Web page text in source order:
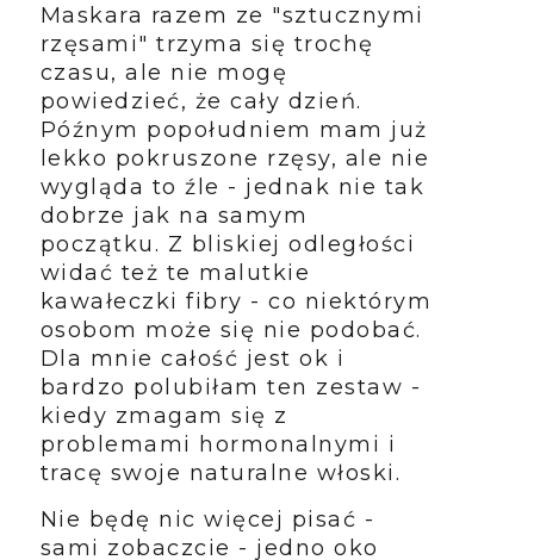
Maskara razem ze "sztucznymi
rzęsami" trzyma się trochę
czasu, ale nie mogę
powiedzieć, że cały dzień.
Późnym popołudniem mam już
lekko pokruszone rzęsy, ale nie
wygląda to źle - jednak nie tak
dobrze jak na samym
początku. Z bliskiej odległości
widać też te malutkie
kawałeczki fibry - co niektórym
osobom może się nie podobać.
Dla mnie całość jest ok i
bardzo polubiłam ten zestaw -
kiedy zmagam się z
problemami hormonalnymi i
tracę swoje naturalne włoski.
Nie będę nic więcej pisać -
sami zobaczcie - jedno oko